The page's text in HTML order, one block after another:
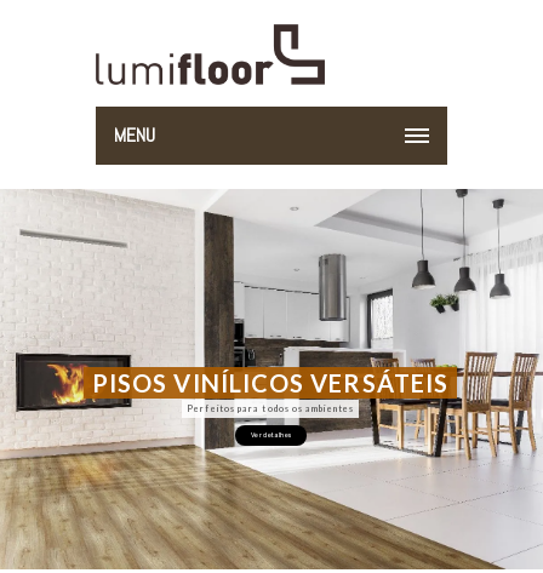
MENU
Perfeitos para todos os ambientes
PISOS VINÍLICOS VERSÁTEIS
Ver detalhes